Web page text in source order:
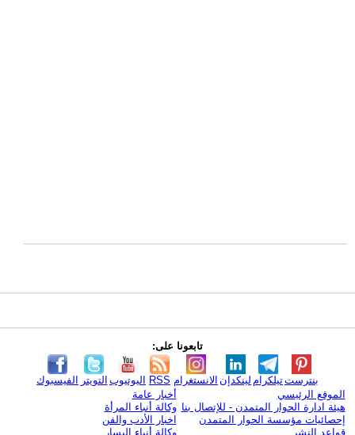
تابعونا على:
الفيسبوك التويتر اليوتيوب RSS الانستغرام لينكدإن تيلكرامبنترست
الموقع الرئيسي
هيئة ادارة الحوار المتمدن - للإتصال بنا
إحصائيات مؤسسة الحوار المتمدن
قواعد النشر
أخبار عامة
وكالة أنباء المرأة
اخبار الأدب والفن
وكالة أنباء اليسار